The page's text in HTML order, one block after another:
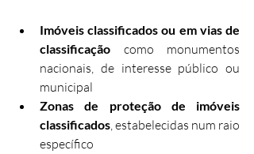
Imóveis classificados ou em vias de
classificação como monumentos
nacionais, de interesse público ou
municipal
Zonas de proteção de imóveis
classificados, estabelecidas num raio
específico